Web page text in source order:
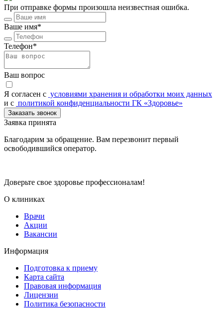
При отправке формы произошла неизвестная ошибка.
Ваше имя*
Телефон*
Ваш вопрос
Я согласен c условиями хранения и обработки моих данных
и с политикой конфиденциальности ГК «Здоровье»
Заказать звонок
Заявка принята
Благодарим за обращение. Вам перезвонит первый
освободившийся оператор.
Доверьте свое здоровье профессионалам!
О клиниках
Врачи
Акции
Вакансии
Информация
Подготовка к приему
Карта сайта
Правовая информация
Лицензии
Политика безопасности